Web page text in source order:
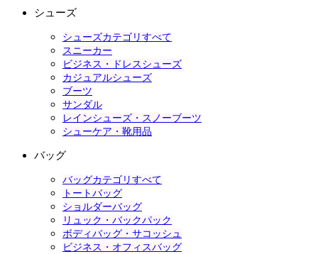
シューズ
シューズカテゴリすべて
スニーカー
ビジネス・ドレスシューズ
カジュアルシューズ
ブーツ
サンダル
レインシューズ・スノーブーツ
シューケア・靴用品
バッグ
バッグカテゴリすべて
トートバッグ
ショルダーバッグ
リュック・バックパック
ボディバッグ・サコッシュ
ビジネス・オフィスバッグ